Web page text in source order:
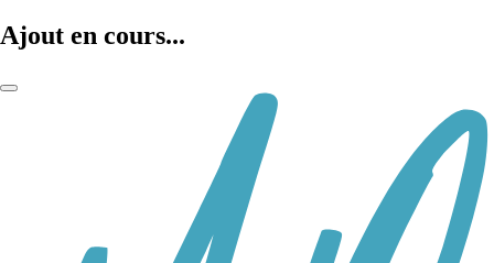
Ajout en cours...